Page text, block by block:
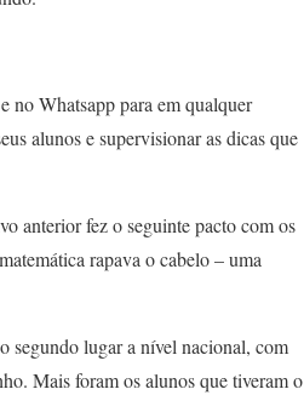
no Whatsapp para em qualquer
alunos e supervisionar as dicas que
anterior fez o seguinte pacto com os
rapava o cabelo – uma
segundo lugar a nível nacional, com
Mais foram os alunos que tiveram o